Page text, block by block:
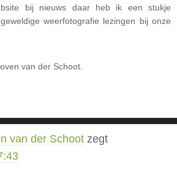
bij nieuws daar heb ik een stukje
weerfotografie lezingen bij onze
van der Schoot.
van der Schoot zegt